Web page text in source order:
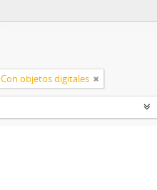
Con objetos digitales